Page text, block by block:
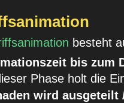
besteht
bis zum
Phase holt die
wird